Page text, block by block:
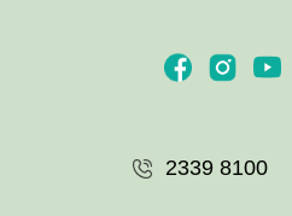
2339 8100